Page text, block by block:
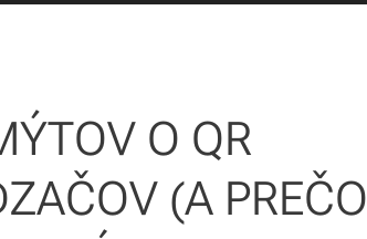
O QR
(A PREČO